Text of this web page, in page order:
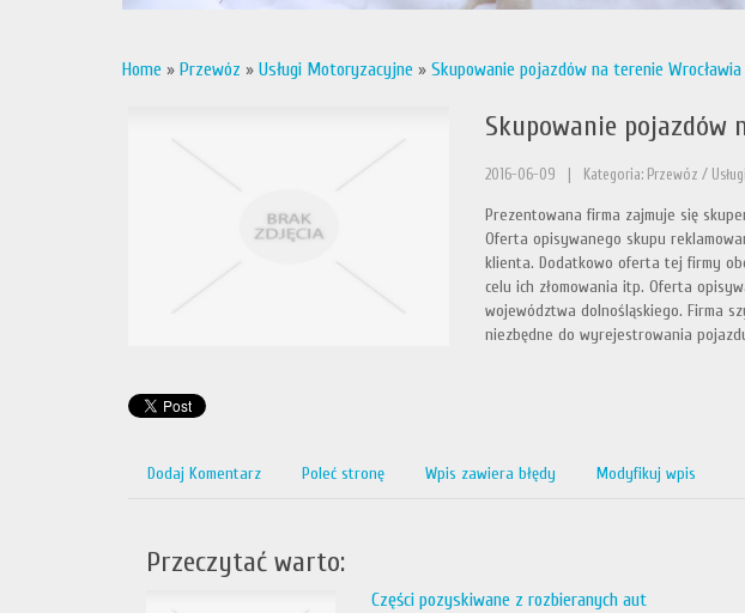
Home » Przewóz » Usługi Motoryzacyjne » Skupowanie pojazdów na terenie Wrocławia
Skupowanie pojazdów
2016-06-09 Kategoria: Przewóz /
Prezentowana firma zajmuje się
Oferta opisywanego skupu
klienta. Dodatkowo oferta tej firmy
celu ich złomowania itp. Oferta
województwa dolnośląskiego. Firma
niezbędne do wyrejestrowania
Dodaj Komentarz Poleć stronę Wpis zawiera błędy Modyfikuj wpis
Przeczytać warto:
Części pozyskiwane z rozbieranych aut